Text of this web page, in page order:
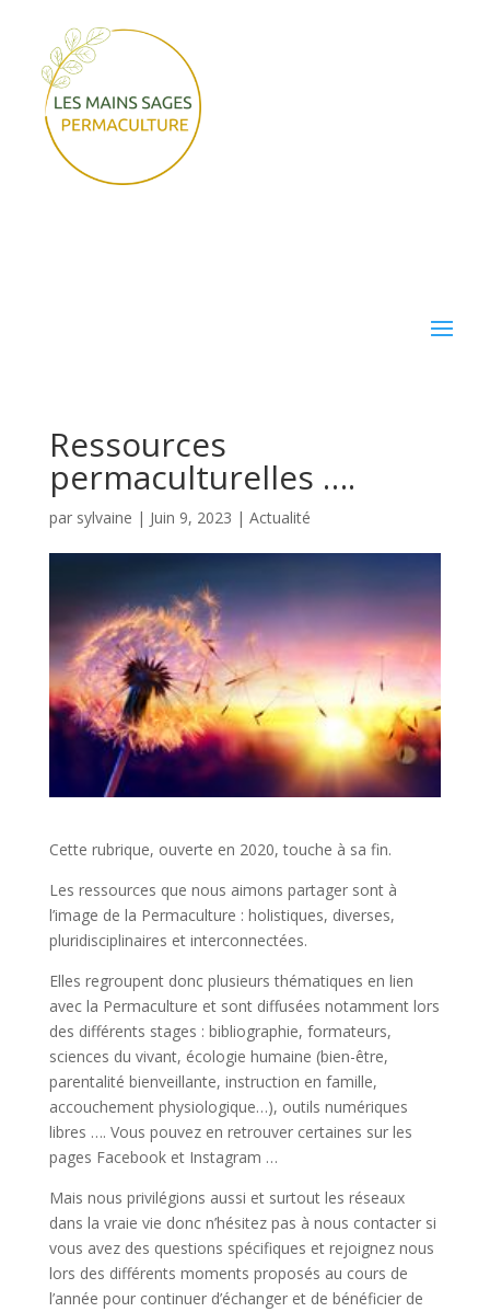
Ressources
permaculturelles ….
par sylvaine | Juin 9, 2023 | Actualité
Cette rubrique, ouverte en 2020, touche à sa fin.
Les ressources que nous aimons partager sont à
l’image de la Permaculture : holistiques, diverses,
pluridisciplinaires et interconnectées.
Elles regroupent donc plusieurs thématiques en lien
avec la Permaculture et sont diffusées notamment lors
des différents stages : bibliographie, formateurs,
sciences du vivant, écologie humaine (bien-être,
parentalité bienveillante, instruction en famille,
accouchement physiologique…), outils numériques
libres …. Vous pouvez en retrouver certaines sur les
pages Facebook et Instagram …
Mais nous privilégions aussi et surtout les réseaux
dans la vraie vie donc n’hésitez pas à nous contacter si
vous avez des questions spécifiques et rejoignez nous
lors des différents moments proposés au cours de
l’année pour continuer d’échanger et de bénéficier de